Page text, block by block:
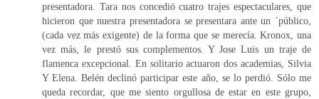
presentadora. Tara nos concedió cuatro trajes espectaculares, que
hicieron que nuestra presentadora se presentara ante un ´público,
(cada vez más exigente) de la forma que se merecía. Kronox, una
vez más, le prestó sus complementos. Y Jose Luis un traje de
flamenca excepcional. En solitario actuaron dos academias, Silvia
Y Elena. Belén declinó participar este año, se lo perdió. Sólo me
queda recordar, que me siento orgullosa de estar en este grupo,